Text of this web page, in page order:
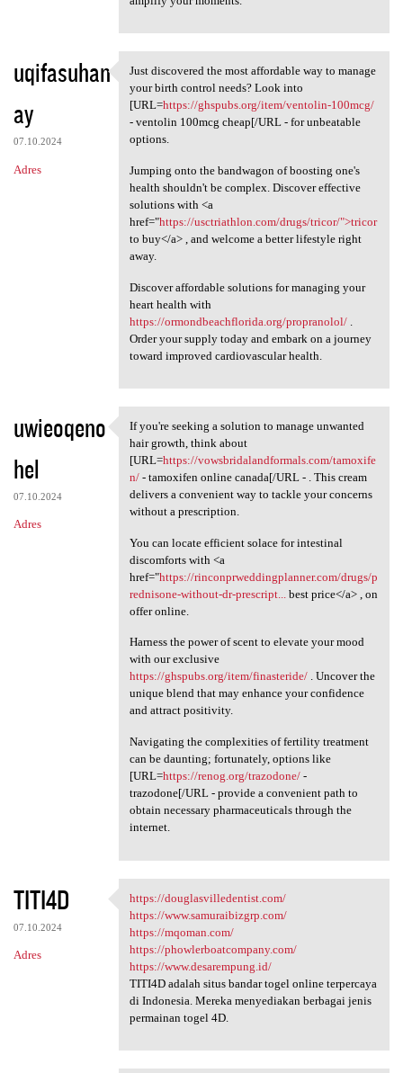
uqifasuhan
ay
07.10.2024
Adres
Just discovered the most
Just discovered the most affordable way to manage
your birth control needs? Look into
[URL=https://ghspubs.org/item/ventolin-100mcg/
- ventolin 100mcg cheap[/URL - for unbeatable
options.
Jumping onto the bandwagon of boosting one's
health shouldn't be complex. Discover effective
solutions with <a
href="https://usctriathlon.com/drugs/tricor/">tricor
to buy</a> , and welcome a better lifestyle right
away.
Discover affordable solutions for managing your
heart health with
https://ormondbeachflorida.org/propranolol/.
Order your supply today and embark on a journey
toward improved cardiovascular health.
uwieoqeno
hel
07.10.2024
Adres
If you're seeking a solution
If you're seeking a solution to manage unwanted
hair growth, think about
[URL=https://vowsbridalandformals.com/tamoxife
n/- tamoxifen online canada[/URL - . This cream
delivers a convenient way to tackle your concerns
without a prescription.
You can locate efficient solace for intestinal
discomforts with <a
href="https://rinconprweddingplanner.com/drugs/p
rednisone-without-dr-prescript...
best price</a> , on
offer online.
Harness the power of scent to elevate your mood
with our exclusive
https://ghspubs.org/item/finasteride/. Uncover the
unique blend that may enhance your confidence
and attract positivity.
Navigating the complexities of fertility treatment
can be daunting; fortunately, options like
[URL=https://renog.org/trazodone/-
trazodone[/URL - provide a convenient path to
obtain necessary pharmaceuticals through the
internet.
TITI4D
07.10.2024
Adres
https://douglasvilledentist
https://douglasvilledentist.com/
https://www.samuraibizgrp.com/
https://mqoman.com/
https://phowlerboatcompany.com/
https://www.desarempung.id/
TITI4D adalah situs bandar togel online terpercaya
di Indonesia. Mereka menyediakan berbagai jenis
permainan togel 4D.